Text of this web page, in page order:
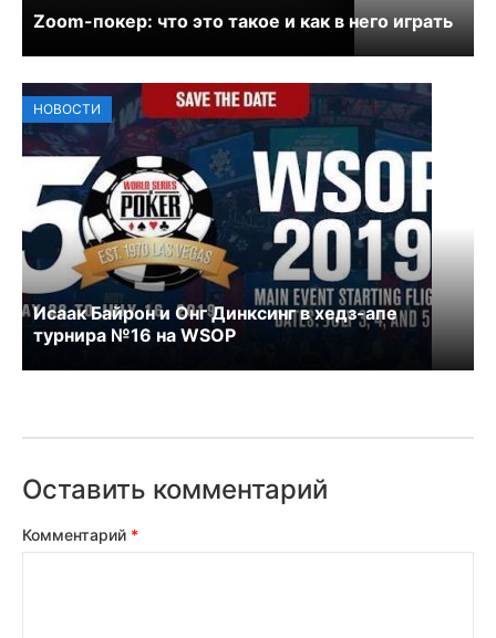
Zoom-покер: что это такое и как в него играть
НОВОСТИ
Исаак Байрон и Онг Динксинг в хедз-апе
турнира №16 на WSOP
Оставить комментарий
Комментарий *